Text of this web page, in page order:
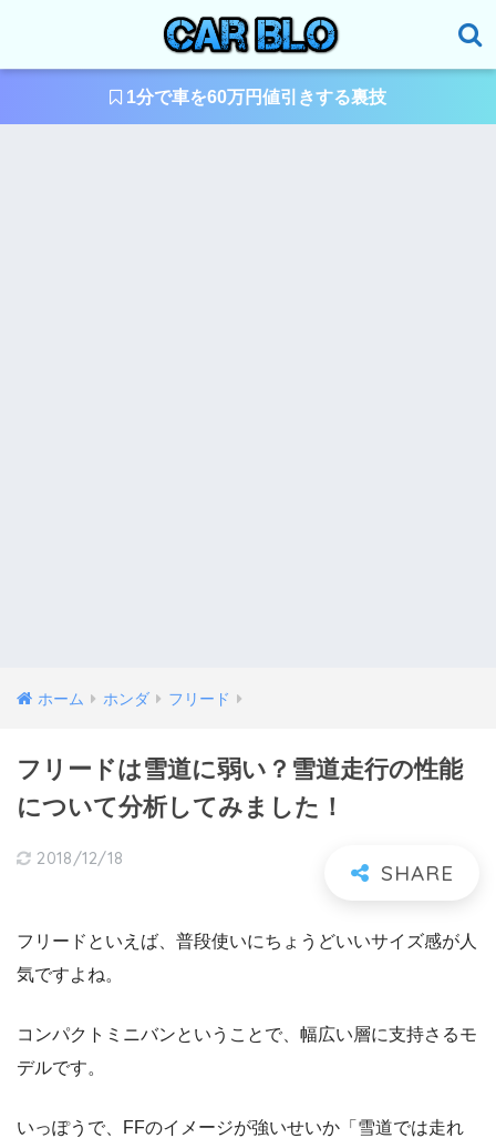
1分で車を60万円値引きする裏技
ホーム ホンダ フリード
フリードは雪道に弱い？雪道走行の性能
について分析してみました！
2018/12/18
フリードといえば、普段使いにちょうどいいサイズ感が人
気ですよね。
コンパクトミニバンということで、幅広い層に支持さるモ
デルです。
いっぽうで、FFのイメージが強いせいか「雪道では走れ